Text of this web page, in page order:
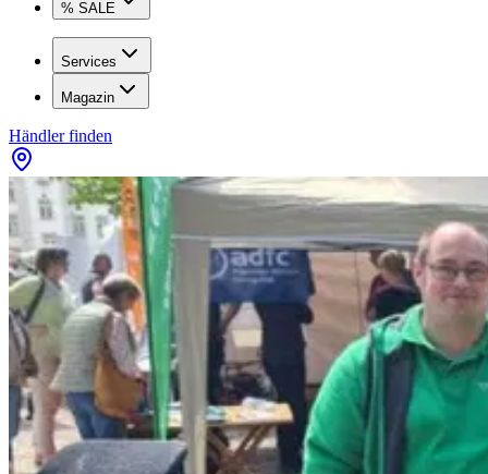
% SALE
Services
Magazin
Händler finden